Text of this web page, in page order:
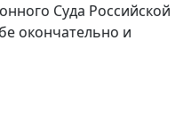
Суда Российской
окончательно и